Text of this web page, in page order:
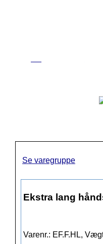
Se varegruppe
Ekstra lang
Varenr.: EF.F.HL,